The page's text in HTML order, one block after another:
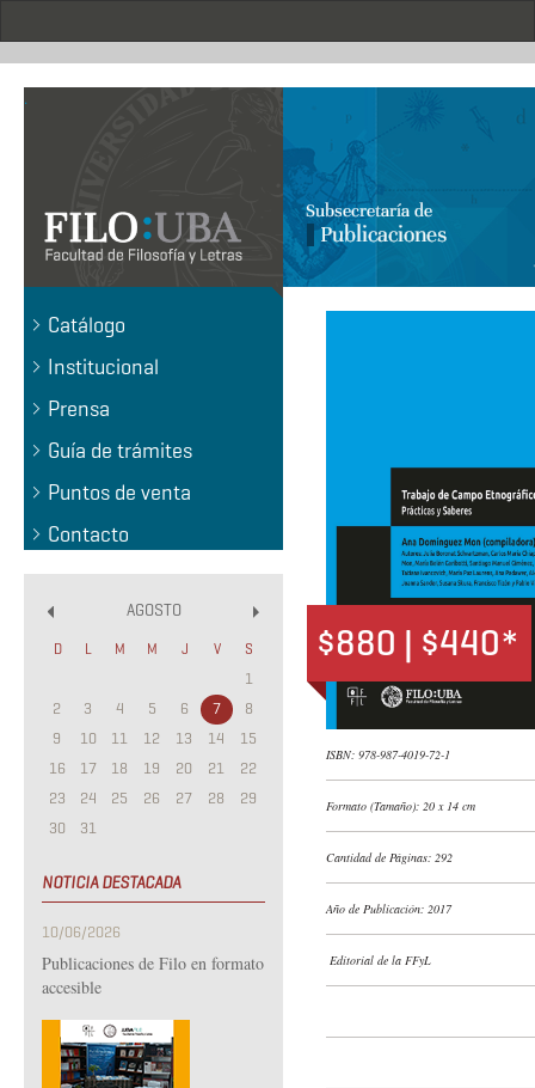
.
Catálogo
Institucional
Prensa
Guía de trámites
Puntos de venta
Contacto
AGOSTO
D L M M J V S
1
2
3 4 5 6 7
8
9
10 11 12 13 14
15
16
17 18 19 20 21
22
23
24 25 26 27 28
29
30
31
NOTICIA DESTACADA
10/06/2026
Publicaciones de Filo en formato
accesible
$880 | $440*
ISBN: 978-987-4019-72-1
Formato (Tamaño): 20 x 14 cm
Cantidad de Páginas: 292
Año de Publicación: 2017
Editorial de la FFyL